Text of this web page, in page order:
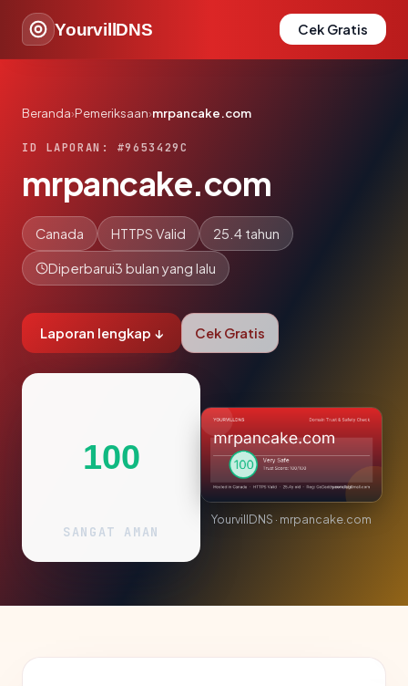
YourvillDNS Cek Gratis
Beranda›Pemeriksaan›mrpancake.com
ID LAPORAN: #9653429C
mrpancake.com
Canada HTTPS Valid 25.4 tahun
Diperbarui3 bulan yang lalu
Laporan lengkap ↓ Cek Gratis
100
SANGAT AMAN
YourvillDNS · mrpancake.com